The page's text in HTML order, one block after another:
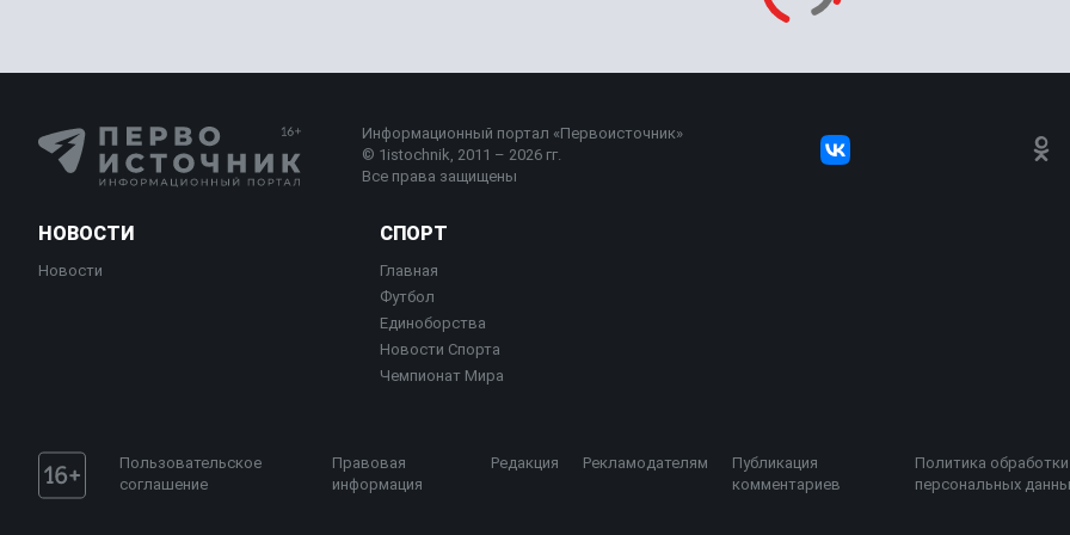
Информационный портал «Первоисточник»
© 1istochnik, 2011 – 2026 гг.
Все права защищены
НОВОСТИ
Новости
СПОРТ
Главная
Футбол
Единоборства
Новости Спорта
Чемпионат Мира
Пользовательское
соглашение
Правовая
информация
Редакция Рекламодателям
Публикация
комментариев
Политика обработки
персональных